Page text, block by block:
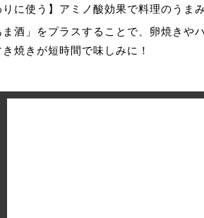
りに使う】アミノ酸効果で料理のうま
酒」をプラスすることで、卵焼きや
焼きが短時間で味しみに！